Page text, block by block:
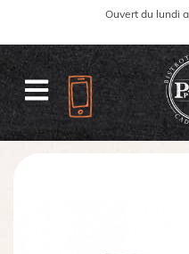
Ouvert du lundi